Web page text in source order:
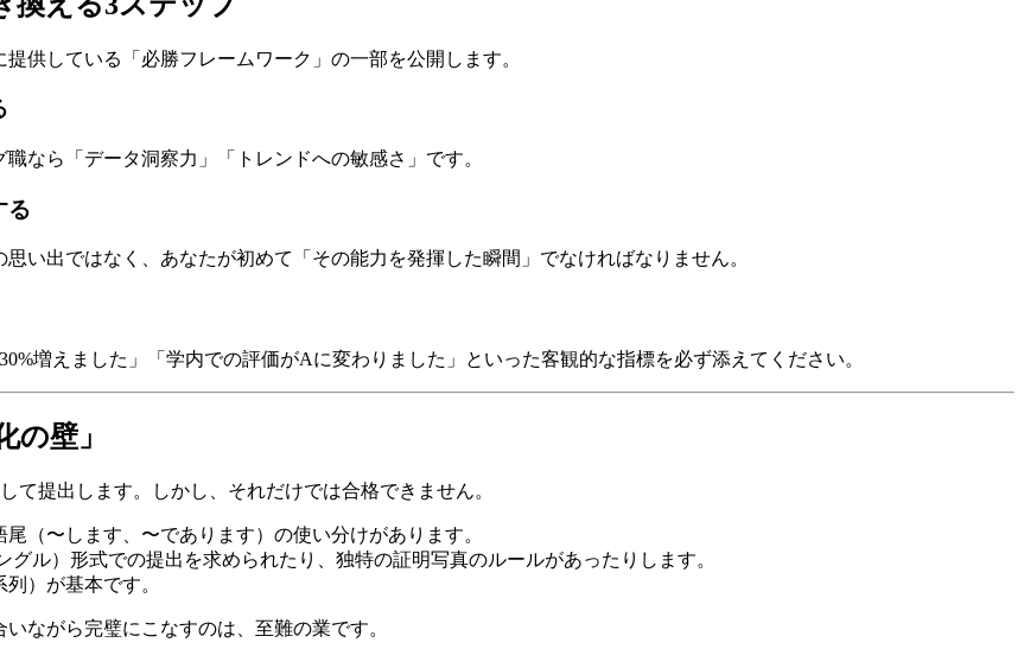
供している「必勝フレームワーク」の一部を公開します。
なら「データ洞察力」「トレンドへの敏感さ」です。
る
い出ではなく、あなたが初めて「その能力を発揮した瞬間」でなければなりません。
増えました」「学内での評価がAに変わりました」といった客観的な指標を必ず添えてください。
壁」
て提出します。しかし、それだけでは合格できません。
（〜します、〜であります）の使い分けがあります。
グル）形式での提出を求められたり、独特の証明写真のルールがあったりします。
）が基本です。
ながら完璧にこなすのは、至難の業です。